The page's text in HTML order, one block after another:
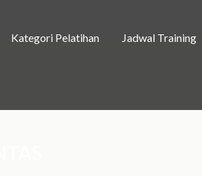
Kategori Pelatihan Jadwal Training